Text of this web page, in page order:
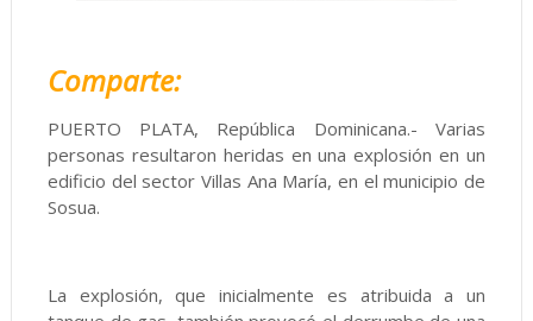
Comparte:
PUERTO PLATA, República Dominicana.- Varias
personas resultaron heridas en una explosión en un
edificio del sector Villas Ana María, en el municipio de
Sosua.
La explosión, que inicialmente es atribuida a un